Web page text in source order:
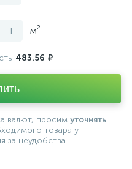
+ м²
483.56 ₽
валют, просим уточнять
товара у
за неудобства.